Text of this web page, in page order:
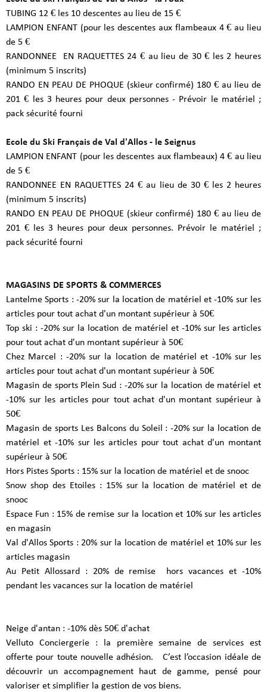
TUBING 12 € les 10 descentes au lieu de 15 €
LAMPION ENFANT (pour les descentes aux flambeaux 4 € au lieu
de 5 €
RANDONNEE EN RAQUETTES 24 € au lieu de 30 € les 2 heures
(minimum 5 inscrits)
RANDO EN PEAU DE PHOQUE (skieur confirmé) 180 € au lieu de
201 € les 3 heures pour deux personnes - Prévoir le matériel ;
pack sécurité fourni
Ecole du Ski Français de Val d'Allos - le Seignus
LAMPION ENFANT (pour les descentes aux flambeaux) 4 € au lieu
de 5 €
RANDONNEE EN RAQUETTES 24 € au lieu de 30 € les 2 heures
(minimum 5 inscrits)
RANDO EN PEAU DE PHOQUE (skieur confirmé) 180 € au lieu de
201 € les 3 heures pour deux personnes. Prévoir le matériel ;
pack sécurité fourni
MAGASINS DE SPORTS & COMMERCES
Lantelme Sports : -20% sur la location de matériel et -10% sur les
articles pour tout achat d'un montant supérieur à 50€
Top ski : -20% sur la location de matériel et -10% sur les articles
pour tout achat d'un montant supérieur à 50€
Chez Marcel : -20% sur la location de matériel et -10% sur les
articles pour tout achat d'un montant supérieur à 50€
Magasin de sports Plein Sud : -20% sur la location de matériel et
-10% sur les articles pour tout achat d'un montant supérieur à
50€
Magasin de sports Les Balcons du Soleil : -20% sur la location de
matériel et -10% sur les articles pour tout achat d'un montant
supérieur à 50€
Hors Pistes Sports : 15% sur la location de matériel et de snooc
Snow shop des Etoiles : 15% sur la location de matériel et de
snooc
Espace Fun : 15% de remise sur la location et 10% sur les articles
en magasin
Val d'Allos Sports : 20% sur la location de matériel et 10% sur les
articles magasin
Au Petit Allossard : 20% de remise hors vacances et -10%
pendant les vacances sur la location de matériel
Neige d'antan : -10% dès 50€ d'achat
Velluto Conciergerie : la première semaine de services est
offerte pour toute nouvelle adhésion. C’est l’occasion idéale de
découvrir un accompagnement haut de gamme, pensé pour
valoriser et simplifier la gestion de vos biens.